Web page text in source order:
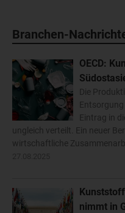
Branchen-
OECD:
Die
Eintrag in
ungleich verteilt. Ein neuer
wirtschaftliche
nimmt in